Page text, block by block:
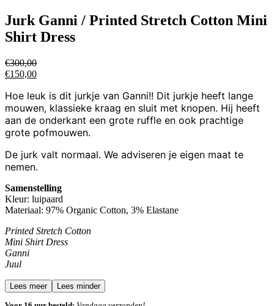
Jurk Ganni / Printed Stretch Cotton Mini
Shirt Dress
€300,00
€150,00
Hoe leuk is dit jurkje van Ganni!! Dit jurkje heeft lange
mouwen, klassieke kraag en sluit met knopen. Hij heeft
aan de onderkant een grote ruffle en ook prachtige
grote pofmouwen.
De jurk valt normaal. We adviseren je eigen maat te
nemen.
Samenstelling
Kleur: luipaard
Materiaal: 97% Organic Cotton, 3% Elastane
Printed Stretch Cotton
Mini Shirt Dress
Ganni
Juul
Lees meer Lees minder